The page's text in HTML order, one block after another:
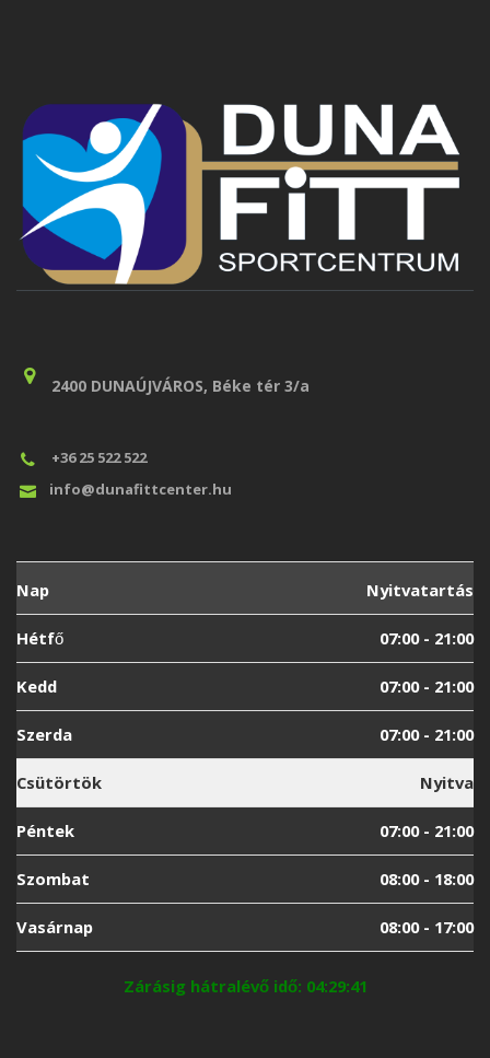
2400 DUNAÚJVÁROS, Béke tér 3/a
+36 25 522 522
info@dunafittcenter.hu
Nap Nyitvatartás
Hétfő 07:00 - 21:00
Kedd 07:00 - 21:00
Szerda 07:00 - 21:00
Csütörtök Nyitva
Péntek 07:00 - 21:00
Szombat 08:00 - 18:00
Vasárnap 08:00 - 17:00
Zárásig hátralévő idő: 04:29:40